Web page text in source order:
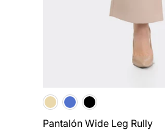
Pantalón Wide Leg Rully